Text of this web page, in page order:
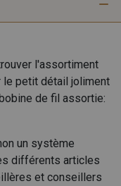
l'assortiment
le petit détail joliment
de fil assortie:
un système
différents articles
et conseillers